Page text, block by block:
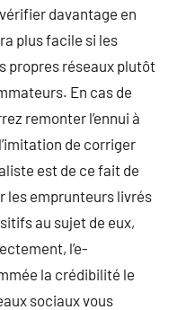
davantage en
plus facile si les
propres réseaux plutôt
En cas de
remonter l’ennui à
de corriger
est de ce fait de
les emprunteurs livrés
au sujet de eux,
l’e-
la crédibilité le
sociaux vous